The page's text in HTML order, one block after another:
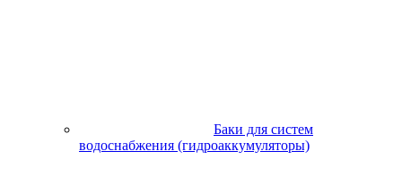
Баки для систем
водоснабжения (гидроаккумуляторы)